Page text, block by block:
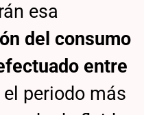
esa
del consumo
entre
el periodo más